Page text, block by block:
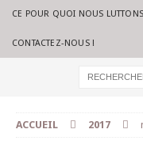
CE POUR QUOI NOUS LUTTONS
CONTACTEZ-NOUS !
ACCUEIL 2017